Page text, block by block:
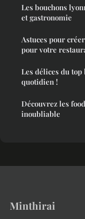
Les bouchons
et gastronomie
Astuces pour
pour votre
Les délices du
quotidien !
Découvrez les
inoubliable
Minthirai